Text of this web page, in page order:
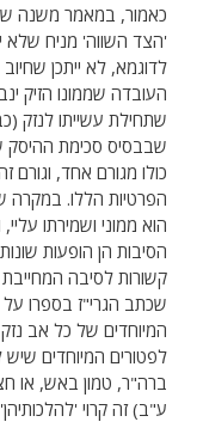
כאמור, במאמר משנה
'הצד השווה' מניח שלא
לדוגמא, לא ייתכן
העובדה שממונו הזיק
שתחילת עשייתו לנזק
שבבסיס סכימת ההיסק
כולו מגורם אחד,
הפרטיות הללו. במקרה
הוא ממוני ושמירתו
הסיבות הן הופעות
קשורות לסיבה
שכתב הגרי"ז בספרו על
המיוחדים של כל אב
לפטורים המיוחדים
ברה"ר, טמון באש, או
ע"ב) זה קרוי